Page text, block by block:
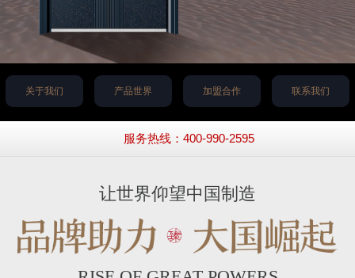
关于我们 产品世界 加盟合作 联系我们
服务热线：400-990-2595
让世界仰望中国制造